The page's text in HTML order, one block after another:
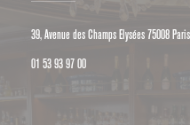
39, Avenue des Champs Elysées 75008 Paris
01 53 93 97 00